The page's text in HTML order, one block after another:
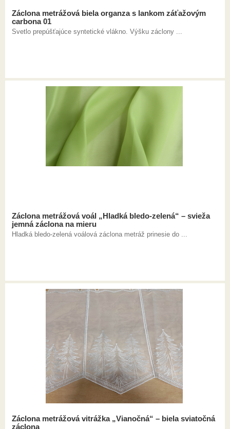
Záclona metrážová biela organza s lankom záťažovým
carbona 01
Svetlo prepúšťajúce syntetické vlákno. Výšku záclony ...
Záclona metrážová voál „Hladká bledo-zelená“ – svieža
jemná záclona na mieru
Hladká bledo-zelená voálová záclona metráž prinesie do ...
Záclona metrážová vitrážka „Vianočná“ – biela sviatočná
záclona